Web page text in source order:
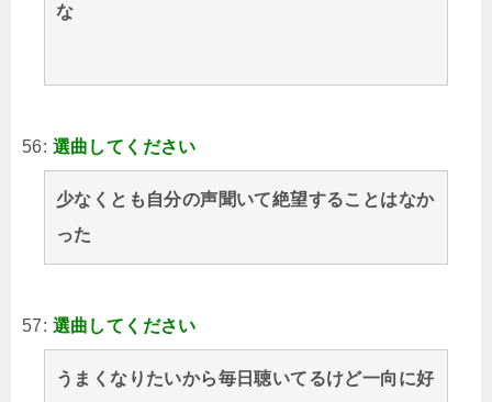
な
56: 選曲してください
少なくとも自分の声聞いて絶望することはなか
った
57: 選曲してください
うまくなりたいから毎日聴いてるけど一向に好